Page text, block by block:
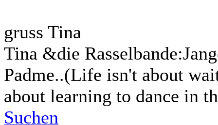
gruss Tina
Tina &die
Padme..(Life isn't about
about learning to dance in
Suchen